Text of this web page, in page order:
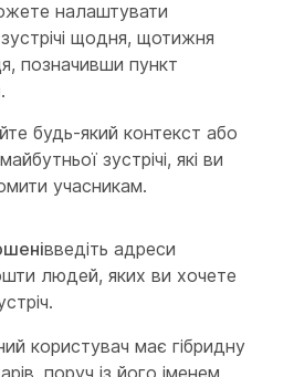
налаштувати
щодня, щотижня
позначивши пункт
.
будь-який контекст або
зустрічі, які ви
учасникам.
введіть адреси
людей, яких ви хочете
користувач має гібридну
поруч із його іменем